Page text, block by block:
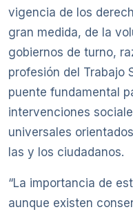
vigencia de los
gran medida, de la
gobiernos de turno,
profesión del Trabajo
puente fundamental
intervenciones
universales
las y los ciudadanos.
“La importancia de
aunque existen